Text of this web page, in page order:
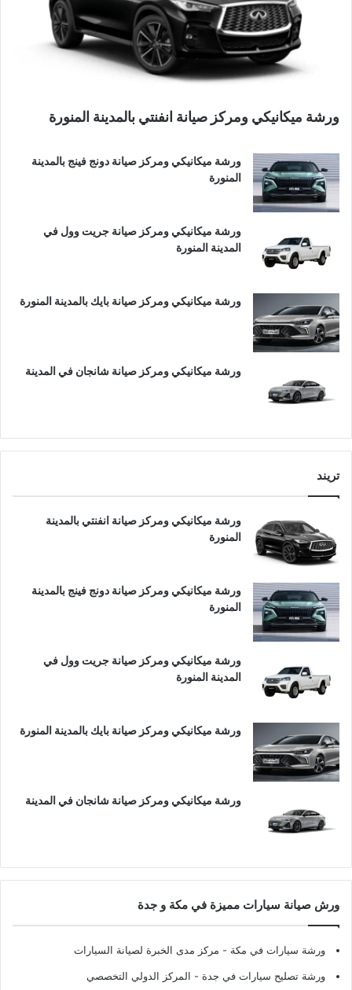
ورشة ميكانيكي ومركز صيانة انفنتي بالمدينة المنورة
ورشة ميكانيكي ومركز صيانة دونج فينج بالمدينة
المنورة
ورشة ميكانيكي ومركز صيانة جريت وول في
المدينة المنورة
ورشة ميكانيكي ومركز صيانة بايك بالمدينة المنورة
ورشة ميكانيكي ومركز صيانة شانجان في المدينة
تريند
ورشة ميكانيكي ومركز صيانة انفنتي بالمدينة
المنورة
ورشة ميكانيكي ومركز صيانة دونج فينج بالمدينة
المنورة
ورشة ميكانيكي ومركز صيانة جريت وول في
المدينة المنورة
ورشة ميكانيكي ومركز صيانة بايك بالمدينة المنورة
ورشة ميكانيكي ومركز صيانة شانجان في المدينة
ورش صيانة سيارات مميزة في مكة و جدة
ورشة سيارات في مكة - مركز مدى الخبرة لصيانة السيارات
ورشة تصليح سيارات في جدة - المركز الدولي التخصصي